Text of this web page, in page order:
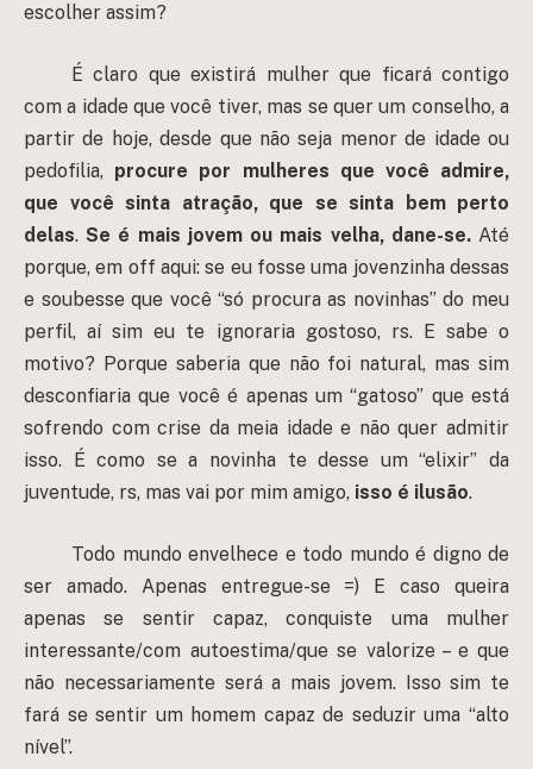
escolher assim?
É claro que existirá mulher que ficará contigo
com a idade que você tiver, mas se quer um conselho, a
partir de hoje, desde que não seja menor de idade ou
pedofilia, procure por mulheres que você admire,
que você sinta atração, que se sinta bem perto
delas.Se é mais jovem ou mais velha, dane-se.Até
porque, em off aqui: se eu fosse uma jovenzinha dessas
e soubesse que você “só procura as novinhas” do meu
perfil, aí sim eu te ignoraria gostoso, rs. E sabe o
motivo? Porque saberia que não foi natural, mas sim
desconfiaria que você é apenas um “gatoso” que está
sofrendo com crise da meia idade e não quer admitir
isso. É como se a novinha te desse um “elixir” da
juventude, rs, mas vai por mim amigo, isso é ilusão.
Todo mundo envelhece e todo mundo é digno de
ser amado. Apenas entregue-se =) E caso queira
apenas se sentir capaz, conquiste uma mulher
interessante/com autoestima/que se valorize – e que
não necessariamente será a mais jovem. Isso sim te
fará se sentir um homem capaz de seduzir uma “alto
nível”.